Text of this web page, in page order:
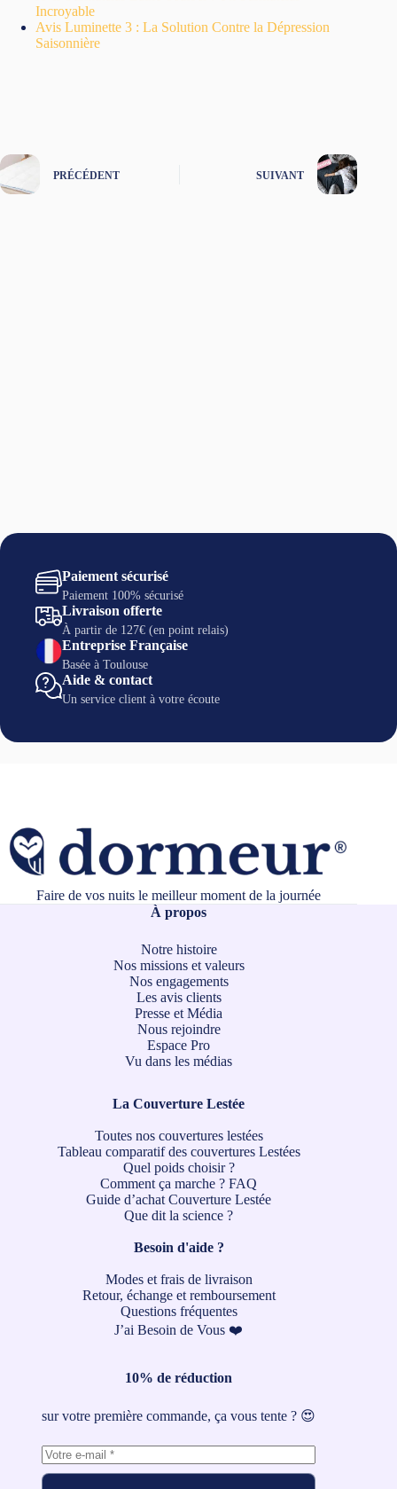
Paiement sécurisé
Paiement 100% sécurisé
Livraison offerte
À partir de 127€ (en point relais)
Entreprise Française
Basée à Toulouse
Aide & contact
Un service client à votre écoute
Faire de vos nuits le meilleur moment de la journée
À propos
Notre histoire
Nos missions et valeurs
Nos engagements
Les avis clients
Presse et Média
Nous rejoindre
Espace Pro
Vu dans les médias
La Couverture Lestée
Toutes nos couvertures lestées
Tableau comparatif des couvertures Lestées
Quel poids choisir ?
Comment ça marche ? FAQ
Guide d’achat Couverture Lestée
Que dit la science ?
Besoin d'aide ?
Modes et frais de livraison
Retour, échange et remboursement
Questions fréquentes
J’ai Besoin de Vous ❤️
10% de réduction
sur votre première commande, ça vous tente ? 😍